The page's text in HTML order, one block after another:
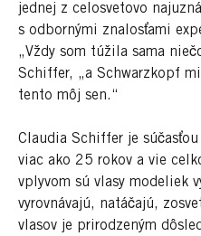
jednej z celosvetovo
s odbornými znalosťami
„Vždy som túžila sama
Schiffer, „a Schwarzkopf
tento môj sen.“
Claudia Schiffer je
viac ako 25 rokov a vie
vplyvom sú vlasy modeliek
vyrovnávajú, natáčajú,
vlasov je prirodzeným